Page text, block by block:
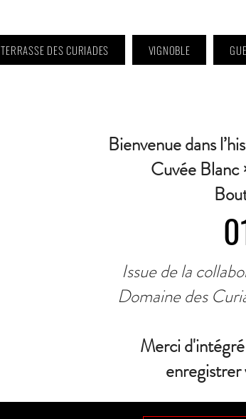
TERRASSE DES CURIADES VIGNOBLE
Bienvenue dans
Cuvée Blanc
Issue de la
Domaine des
Merci